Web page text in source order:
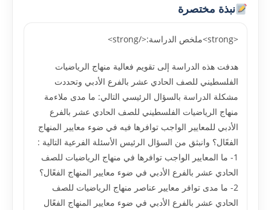
نبذة مختصرة
<strong>ملخص الدراسة:</strong>
هدفت هذه الدراسة إلى تقويم فعالية منهاج الرياضيات
الفلسطيني للصف الحادي عشر بالفرع الأدبي وتحددت
مشكلة الدراسة بالسؤال الرئيسي التالي: ما مدى ملاءمة
منهاج الرياضيات الفلسطيني للصف الحادي عشر بالفرع
الأدبي للمعايير الواجب توافرها فيه في ضوء معايير المنهاج
الفعًال؟ وانبثق من السؤال الرئيس الأسئلة الفرعية التالية :
1- ما المعايير الواجب توافرها في منهاج الرياضيات للصف
الحادي عشر بالفرع الأدبي في ضوء معايير المنهاج الفعًال؟
2- ما مدى توافر معايير عناصر منهاج الرياضيات للصف
الحادي عشر بالفرع الأدبي في ضوء معايير المنهاج الفعًال